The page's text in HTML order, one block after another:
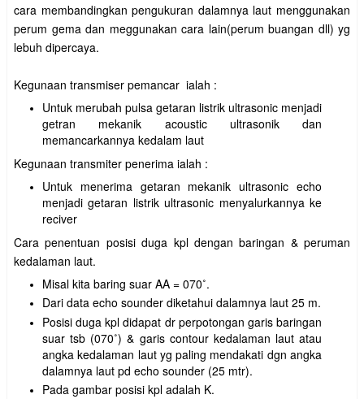
cara membandingkan pengukuran dalamnya laut menggunakan
perum gema dan meggunakan cara lain(perum buangan dll) yg
lebuh dipercaya.
Kegunaan transmiser pemancar ialah :
Untuk merubah pulsa getaran listrik ultrasonic menjadi
getran mekanik acoustic ultrasonik dan
memancarkannya kedalam laut
Kegunaan transmiter penerima ialah :
Untuk menerima getaran mekanik ultrasonic echo
menjadi getaran listrik ultrasonic menyalurkannya ke
reciver
Cara penentuan posisi duga kpl dengan baringan & peruman
kedalaman laut.
Misal kita baring suar AA = 070˚.
Dari data echo sounder diketahui dalamnya laut 25 m.
Posisi duga kpl didapat dr perpotongan garis baringan
suar tsb (070˚) & garis contour kedalaman laut atau
angka kedalaman laut yg paling mendakati dgn angka
dalamnya laut pd echo sounder (25 mtr).
Pada gambar posisi kpl adalah K.